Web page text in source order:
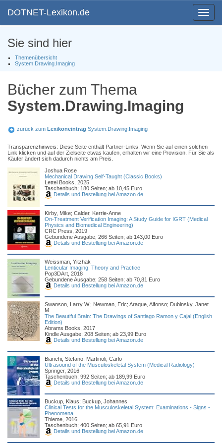
Toggle
DOTNET-Lexikon.de
Sie sind hier
Themenübersicht
System.Drawing.Imaging
Bücher zum Thema
System.Drawing.Imaging
zurück zum Lexikoneintrag System.Drawing.Imaging
Transparenzhinweis: Diese Seite enthält Partner-Links. Wenn Sie auf einen solchen
Link klicken und auf der Zielseite etwas kaufen, erhalten wir eine Provision. Für Sie als
Käufer ändert sich dadurch nichts am Preis.
Joshua Rose
Mechanical Drawing Self-Taught (Classic Books)
Lettel Books, 2025
Taschenbuch; 180 Seiten; ab 10,45 Euro
Details und Bestellung bei Amazon.de
Kirby, Mike; Calder, Kerrie-Anne
On-Treatment Verification Imaging: A Study Guide for IGRT (Medical
Physics and Biomedical Engineering)
CRC Press, 2019
Gebundene Ausgabe; 266 Seiten; ab 143,00 Euro
Details und Bestellung bei Amazon.de
Weissman, Yitzhak
Lenticular Imaging: Theory and Practice
Pop3DArt, 2018
Gebundene Ausgabe; 258 Seiten; ab 70,81 Euro
Details und Bestellung bei Amazon.de
Swanson, Larry W.; Newman, Eric; Araque, Alfonso; Dubinsky, Janet
M.
The Beautiful Brain: The Drawings of Santiago Ramon y Cajal (English
Edition)
Abrams Books, 2017
Kindle Ausgabe; 208 Seiten; ab 23,99 Euro
Details und Bestellung bei Amazon.de
Bianchi, Stefano; Martinoli, Carlo
Ultrasound of the Musculoskeletal System (Medical Radiology)
Springer, 2016
Taschenbuch; 992 Seiten; ab 189,99 Euro
Details und Bestellung bei Amazon.de
Buckup, Klaus; Buckup, Johannes
Clinical Tests for the Musculoskeletal System: Examinations - Signs -
Phenomena
Thieme, 2016
Taschenbuch; 400 Seiten; ab 65,91 Euro
Details und Bestellung bei Amazon.de